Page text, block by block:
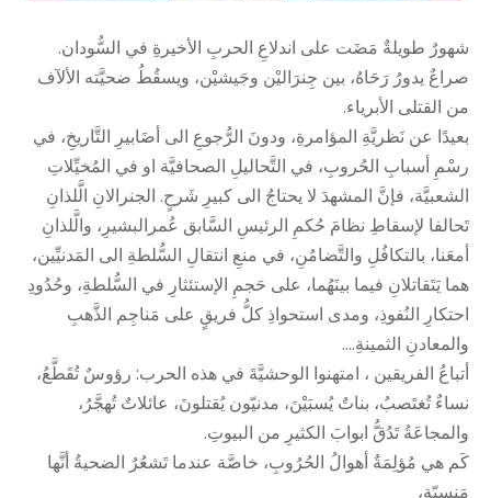
شهورٌ طويلةٌ مَضَت على اندلاعِ الحربِ الأخيرةِ في السُّودان.
صراعٌ يدورُ رَحَاهُ، بين جِنرَاليْن وجَيشيْن، ويسقُطُ ضحيَّته الألآف
من القتلى الأبرياء.
بعيدًا عن نَظريَّةِ المؤامرةِ، ودونَ الرُّجوعِ الى أضَابيرِ التَّاريخِ، في
رسْمِ أسبابِ الحُروبِ، في التَّحاليلِ الصحافيَّة او في المُخيِّلاتِ
الشعبيَّة، فإنَّ المشهدَ لا يحتاجُ الى كبيرِ شَرحٍ. الجنرالانِ الَّلذانِ
تَحالفا لإسقاطِ نظامَ حُكمِ الرئيسِ السَّابق عُمرالبشيرِ، والَّلذانِ
أمعَنا، بالتكافُلِ والتَّضامُنِ، في منعِ انتقالِ السُّلطةِ الى المَدنيِّين،
هما يَتَقاتلانِ فيما بينَهُما، على حَجمِ الإستئثارِ في السُّلطةِ، وحُدُودِ
احتكارِ النُفوذِ، ومدى استحواذِ كلُّ فريقٍ على مَناجِم الذَّهبِ
والمعادنِ الثمينةِ….
أتباعُ الفريقين ، امتهنوا الوحشيَّةَ في هذه الحرب: رؤوسٌ تُقَطَّعُ،
نساءٌ تُغتَصبُ، بناتٌ يُسبَيْنَ، مدنيّون يُقتلونَ، عائلاتٌ تُهجَّرُ،
والمجاعَةُ تَدُقُّ ابوابَ الكثيرِ من البيوتِ.
كَم هي مُؤلِمَةٌ أهوالُ الحُرُوبِ، خاصَّة عندما تَشعُرُ الضحيةُ أنَّها
مَنسيّة،